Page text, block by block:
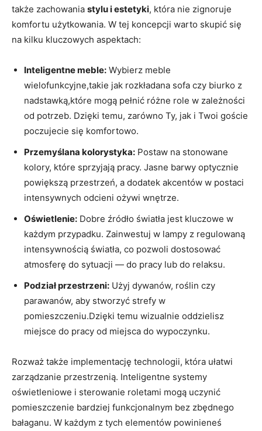
także zachowania stylu i estetyki, która nie zignoruje
komfortu użytkowania. W tej koncepcji warto skupić się
na kilku kluczowych aspektach:
Inteligentne meble: Wybierz meble
wielofunkcyjne,takie jak rozkładana sofa czy biurko z
nadstawką,które mogą pełnić różne role w zależności
od potrzeb. Dzięki temu, zarówno Ty, jak i Twoi goście
poczujecie się komfortowo.
Przemyślana kolorystyka: Postaw na stonowane
kolory, które sprzyjają pracy. Jasne barwy optycznie
powiększą przestrzeń, a dodatek akcentów w postaci
intensywnych odcieni ożywi wnętrze.
Oświetlenie: Dobre źródło światła jest kluczowe w
każdym przypadku. Zainwestuj w lampy z regulowaną
intensywnością światła, co pozwoli dostosować
atmosferę do sytuacji — do pracy lub do relaksu.
Podział przestrzeni: Użyj dywanów, roślin czy
parawanów, aby stworzyć strefy w
pomieszczeniu.Dzięki temu wizualnie oddzielisz
miejsce do pracy od miejsca do wypoczynku.
Rozważ także implementację technologii, która ułatwi
zarządzanie przestrzenią. Inteligentne systemy
oświetleniowe i sterowanie roletami mogą uczynić
pomieszczenie bardziej funkcjonalnym bez zbędnego
bałaganu. W każdym z tych elementów powinieneś